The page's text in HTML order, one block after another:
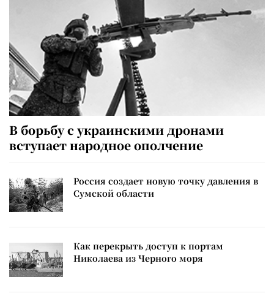
В борьбу с украинскими дронами
вступает народное ополчение
Россия создает новую точку давления в
Сумской области
Как перекрыть доступ к портам
Николаева из Черного моря